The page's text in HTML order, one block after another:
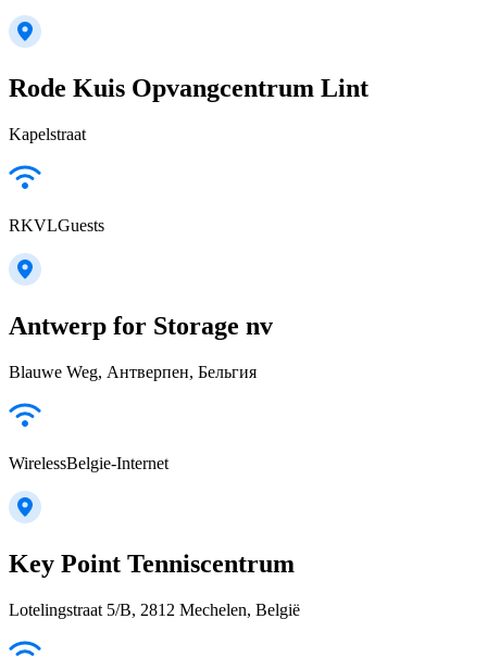
Rode Kuis Opvangcentrum Lint
Kapelstraat
RKVLGuests
Antwerp for Storage nv
Blauwe Weg, Антверпен, Бельгия
WirelessBelgie-Internet
Key Point Tenniscentrum
Lotelingstraat 5/B, 2812 Mechelen, België